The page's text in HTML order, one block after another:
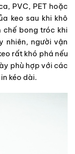
PVC, PET hoặc
keo sau khi khô
chế bong tróc khi
nhiên, người vận
rất khó phá nếu
phù hợp với các
kéo dài.